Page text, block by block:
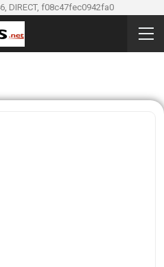
DIRECT, f08c47fec0942fa0